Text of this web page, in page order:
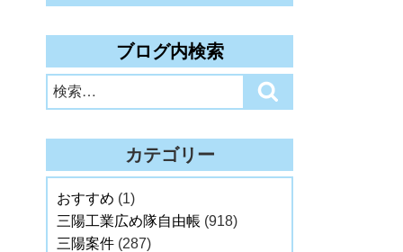
ブログ内検索
検
索:
索
カテゴリー
おすすめ (1)
三陽工業広め隊自由帳 (918)
三陽案件 (287)